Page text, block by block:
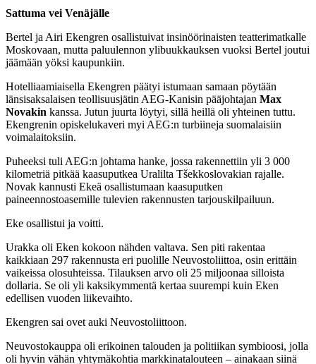
Sattuma vei Venäjälle
Bertel ja Airi Ekengren osallistuivat insinöörinaisten teatterimatkalle
Moskovaan, mutta paluulennon ylibuukkauksen vuoksi Bertel joutui
jäämään yöksi kaupunkiin.
Hotelliaamiaisella Ekengren päätyi istumaan samaan pöytään
länsisaksalaisen teollisuusjätin AEG-Kanisin pääjohtajan Max
Novakin kanssa. Jutun juurta löytyi, sillä heillä oli yhteinen tuttu.
Ekengrenin opiskelukaveri myi AEG:n turbiineja suomalaisiin
voimalaitoksiin.
Puheeksi tuli AEG:n johtama hanke, jossa rakennettiin yli 3 000
kilometriä pitkää kaasuputkea Uralilta Tšekkoslovakian rajalle.
Novak kannusti Ekeä osallistumaan kaasuputken
paineennostoasemille tulevien rakennusten tarjouskilpailuun.
Eke osallistui ja voitti.
Urakka oli Eken kokoon nähden valtava. Sen piti rakentaa
kaikkiaan 297 rakennusta eri puolille Neuvostoliittoa, osin erittäin
vaikeissa olosuhteissa. Tilauksen arvo oli 25 miljoonaa silloista
dollaria. Se oli yli kaksikymmentä kertaa suurempi kuin Eken
edellisen vuoden liikevaihto.
Ekengren sai ovet auki Neuvostoliittoon.
Neuvostokauppa oli erikoinen talouden ja politiikan symbioosi, jolla
oli hyvin vähän yhtymäkohtia markkinatalouteen – ainakaan siinä